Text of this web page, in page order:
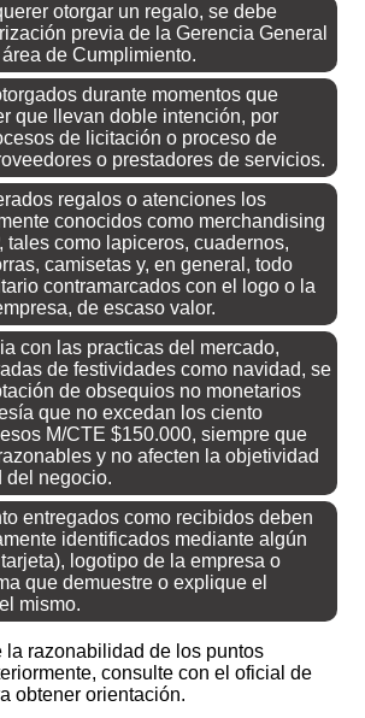
otorgar un regalo, se debe
previa de la Gerencia General
de Cumplimiento.
durante momentos que
que llevan doble intención, por
de licitación o proceso de
o prestadores de servicios.
regalos o atenciones los
conocidos como merchandising
tales como lapiceros, cuadernos,
camisetas y, en general, todo
contramarcados con el logo o la
de escaso valor.
con las practicas del mercado,
de festividades como navidad, se
de obsequios no monetarios
que no excedan los ciento
M/CTE $150.000, siempre que
y no afecten la objetividad
del negocio.
entregados como recibidos deben
identificados mediante algún
logotipo de la empresa o
que demuestre o explique el
mismo.
la razonabilidad de los puntos
consulte con el oficial de
obtener orientación.